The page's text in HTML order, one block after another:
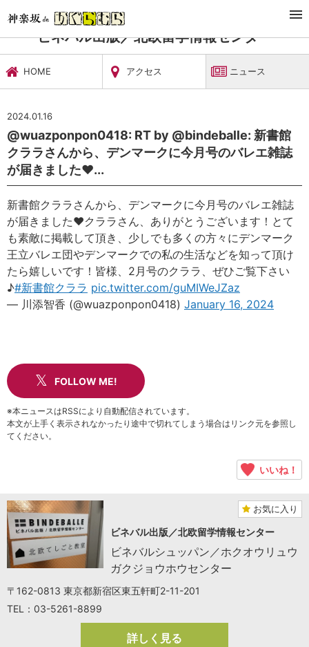
習い事・稽古 ビネバル出版／北欧留学情報センター ニュース
ビネバル出版／北欧留学情報センター
HOME アクセス ニュース
2024.01.16
@wuazponpon0418: RT by @bindeballe: 新書館
クララさんから、デンマークに今月号のバレエ雑誌
が届きました❤️...
新書館クララさんから、デンマークに今月号のバレエ雑誌
が届きました❤️クララさん、ありがとうございます！とて
も素敵に掲載して頂き、少しでも多くの方々にデンマーク
王立バレエ団やデンマークでの私の生活などを知って頂け
たら嬉しいです！皆様、2月号のクララ、ぜひご覧下さい
♪#新書館クララ pic.twitter.com/guMIWeJZaz
— 川添智香 (@wuazponpon0418) January 16, 2024
FOLLOW ME!
※本ニュースはRSSにより自動配信されています。
本文が上手く表示されなかったり途中で切れてしまう場合はリンク元を参照し
てください。
いいね！
お気に入り
ビネバル出版／北欧留学情報センター
ビネバルシュッパン／ホクオウリュウ
ガクジョウホウセンター
〒162-0813 東京都新宿区東五軒町2-11-201
TEL：03-5261-8899
詳しく見る